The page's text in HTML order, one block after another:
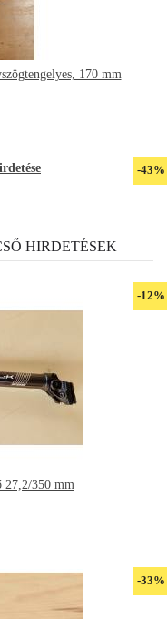
170 mm
-43%
HIRDETÉSEK
-12%
27,2/350 mm
-33%